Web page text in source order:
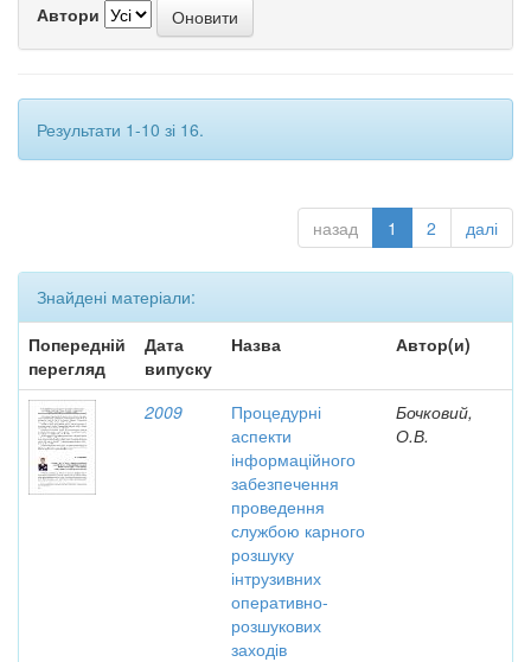
Автори
Результати 1-10 зі 16.
назад 1 2 далі
Знайдені матеріали:
Попередній
перегляд
Дата
випуску
Назва Автор(и)
2009
Процедурні
аспекти
інформаційного
забезпечення
проведення
службою карного
розшуку
інтрузивних
оперативно-
розшукових
заходів
Бочковий,
О.В.